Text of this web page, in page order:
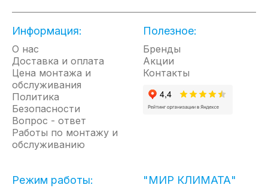
Информация:
О нас
Доставка и оплата
Цена монтажа и
обслуживания
Политика
Безопасности
Вопрос - ответ
Работы по монтажу и
обслуживанию
Полезное:
Бренды
Акции
Контакты
Режим работы: "МИР КЛИМАТА"